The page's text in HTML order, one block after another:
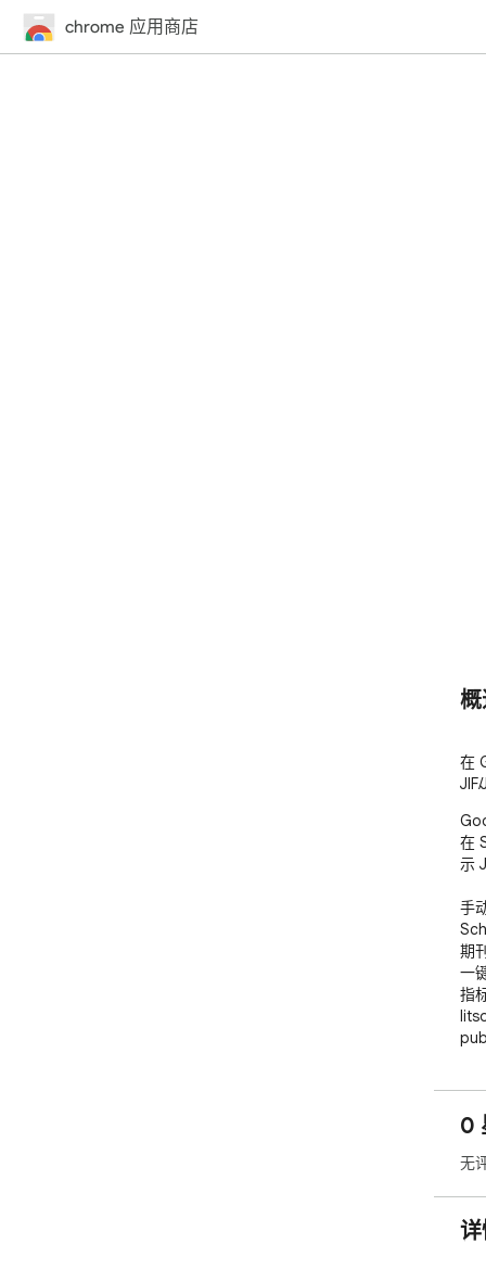
chrome 应用商店
在
在
示
手
期
一
指
搜
0
无